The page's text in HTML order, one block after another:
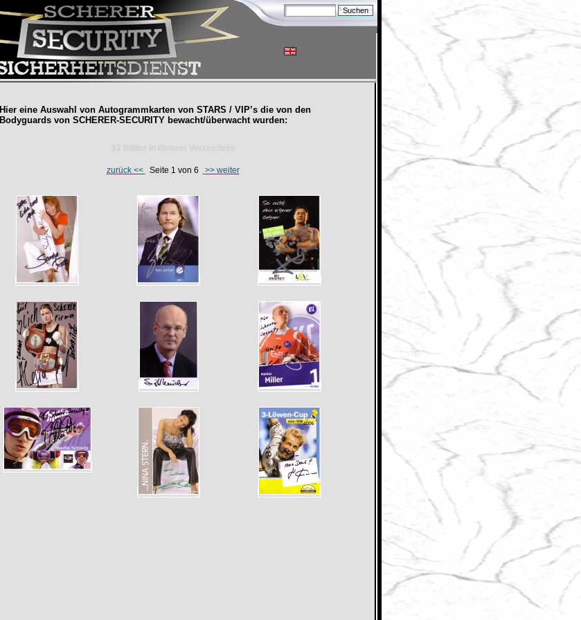
Hier eine Auswahl von Autogrammkarten von STARS / VIP’s die von den
Bodyguards von SCHERER-SECURITY bewacht/überwacht wurden:
zurück << Seite 1 von 6 >> weiter